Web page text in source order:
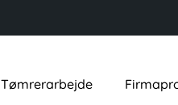
Tømrerarbejde